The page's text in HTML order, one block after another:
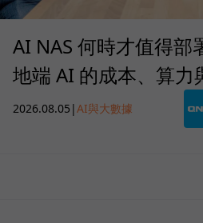
AI NAS 何時才值得部
地端 AI 的成本、算力
2026.08.05 |AI與大數據